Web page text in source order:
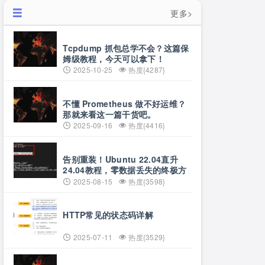
更多>
Tcpdump 抓包总学不会？这篇保
姆级教程，今天可以拿下！
2025-10-25 热度{4287}
不懂 Prometheus 做不好运维？
那就来看这一篇干货吧。
2025-09-16 热度{4416}
告别重装！Ubuntu 22.04直升
24.04教程，零数据丢失的终极方
案 2025-08-15 热度{3598}
HTTP常见的状态码详解
2025-07-11 热度{3529}